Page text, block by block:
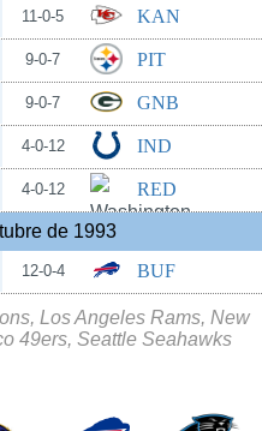
11-0-5 KAN
9-0-7 PIT
9-0-7 GNB
4-0-12 IND
4-0-12 RED
de 1993
12-0-4 BUF
Los Angeles Rams, New
49ers, Seattle Seahawks